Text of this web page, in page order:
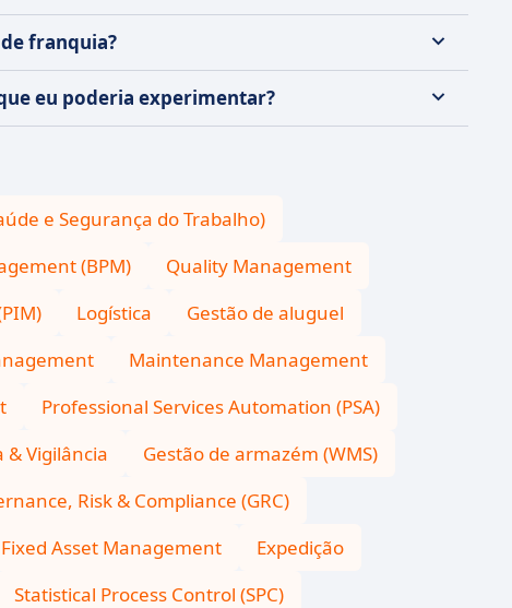
franquia?
eu poderia experimentar?
e Segurança do Trabalho)
(BPM)
Quality Management
Logística
Gestão de aluguel
Maintenance Management
Professional Services Automation (PSA)
& Vigilância
Gestão de armazém (WMS)
Risk & Compliance (GRC)
Fixed Asset Management
Expedição
Statistical Process Control (SPC)